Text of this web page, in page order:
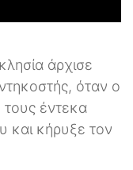
άρχισε
όταν ο
έντεκα
και κήρυξε τον